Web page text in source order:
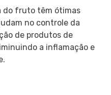
do fruto têm ótimas
no controle da
de produtos de
a inflamação e